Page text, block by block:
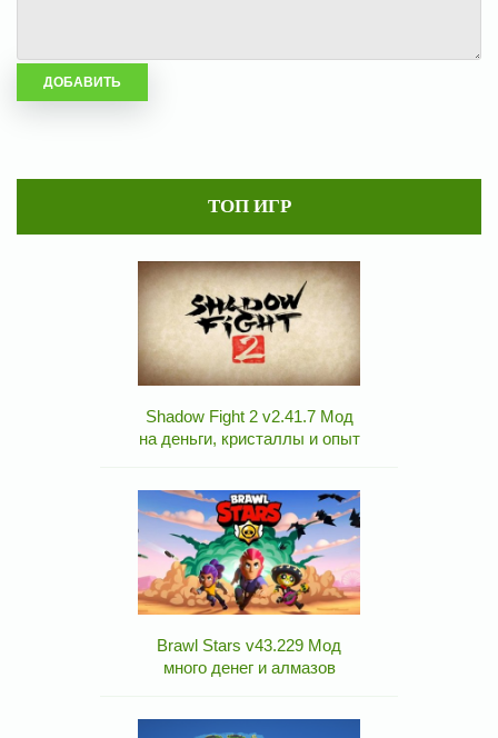
ТОП ИГР
Shadow Fight 2 v2.41.7 Мод
на деньги, кристаллы и опыт
Brawl Stars v43.229 Мод
много денег и алмазов